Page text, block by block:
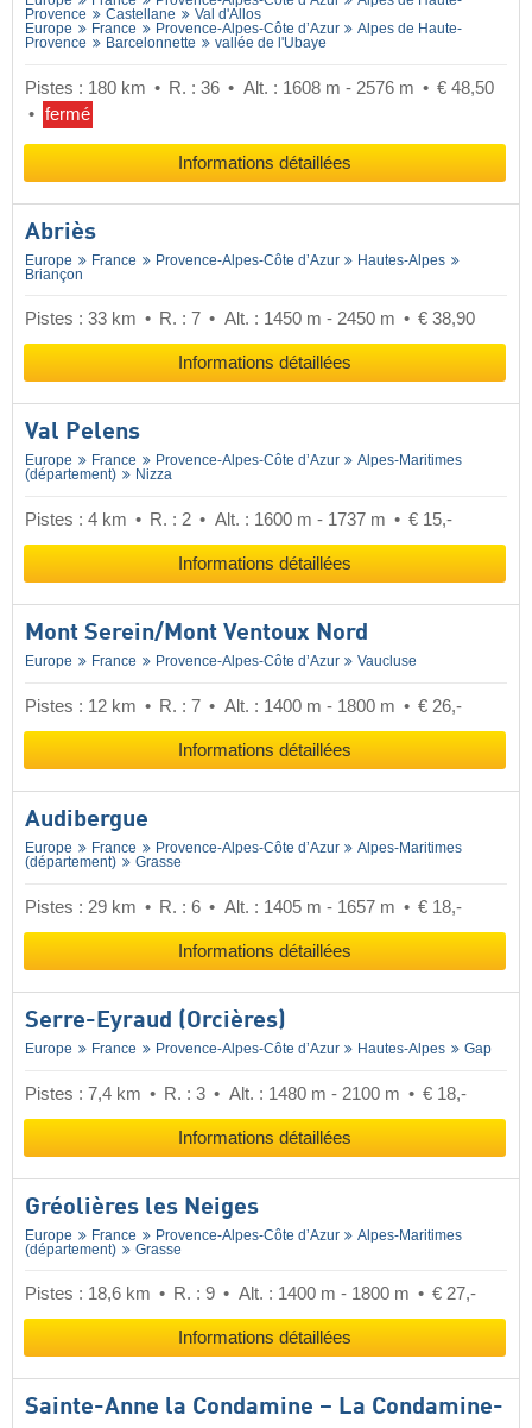
Provence
Castellane
Val d'Allos
Europe
France Provence-Alpes-Côte d’Azur
Alpes de Haute-
Provence
Barcelonnette vallée de l'Ubaye
Pistes : 180 km R. : 36 Alt. : 1608 m - 2576 m
€ 48,50
fermé
Informations détaillées
Abriès
Europe France Provence-Alpes-Côte d’Azur
Hautes-Alpes
Briançon
Pistes : 33 km R. : 7 Alt. : 1450 m - 2450 m € 38,90
Informations détaillées
Val Pelens
Europe France Provence-Alpes-Côte d’Azur
Alpes-Maritimes
(département)
Nizza
Pistes : 4 km R. : 2 Alt. : 1600 m - 1737 m € 15,-
Informations détaillées
Mont Serein/​Mont Ventoux Nord
Europe France Provence-Alpes-Côte d’Azur Vaucluse
Pistes : 12 km R. : 7 Alt. : 1400 m - 1800 m € 26,-
Informations détaillées
Audibergue
Europe France Provence-Alpes-Côte d’Azur
Alpes-Maritimes
(département)
Grasse
Pistes : 29 km R. : 6 Alt. : 1405 m - 1657 m € 18,-
Informations détaillées
Serre-Eyraud (Orcières)
Europe France Provence-Alpes-Côte d’Azur Hautes-Alpes Gap
Pistes : 7,4 km R. : 3 Alt. : 1480 m - 2100 m € 18,-
Informations détaillées
Gréolières les Neiges
Europe France Provence-Alpes-Côte d’Azur
Alpes-Maritimes
(département)
Grasse
Pistes : 18,6 km R. : 9 Alt. : 1400 m - 1800 m € 27,-
Informations détaillées
Sainte-Anne la Condamine – La Condamine-